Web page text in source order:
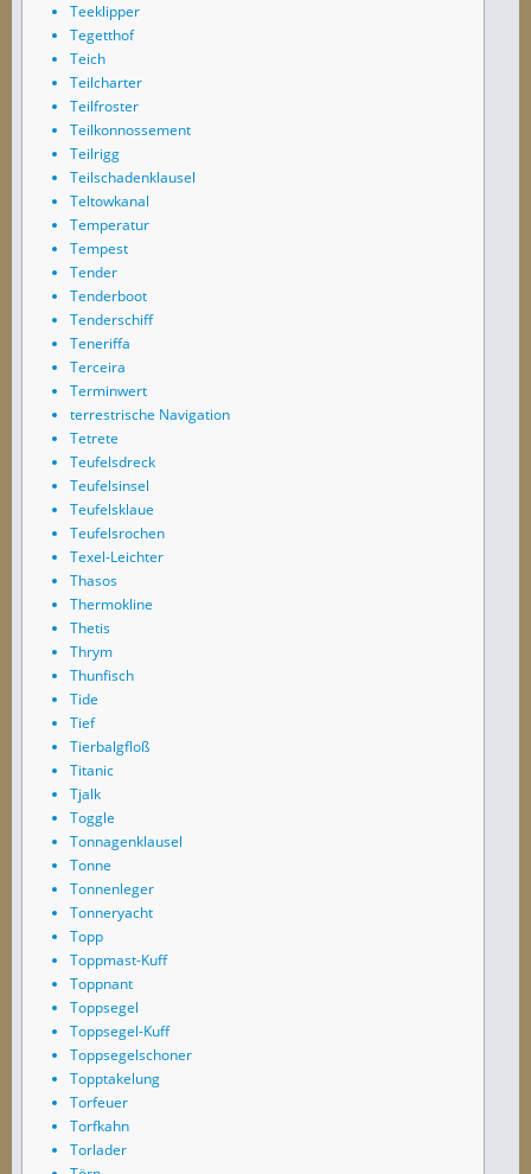
Teeklipper
Tegetthof
Teich
Teilcharter
Teilfroster
Teilkonnossement
Teilrigg
Teilschadenklausel
Teltowkanal
Temperatur
Tempest
Tender
Tenderboot
Tenderschiff
Teneriffa
Terceira
Terminwert
terrestrische Navigation
Tetrete
Teufelsdreck
Teufelsinsel
Teufelsklaue
Teufelsrochen
Texel-Leichter
Thasos
Thermokline
Thetis
Thrym
Thunfisch
Tide
Tief
Tierbalgfloß
Titanic
Tjalk
Toggle
Tonnagenklausel
Tonne
Tonnenleger
Tonneryacht
Topp
Toppmast-Kuff
Toppnant
Toppsegel
Toppsegel-Kuff
Toppsegelschoner
Topptakelung
Torfeuer
Torfkahn
Torlader